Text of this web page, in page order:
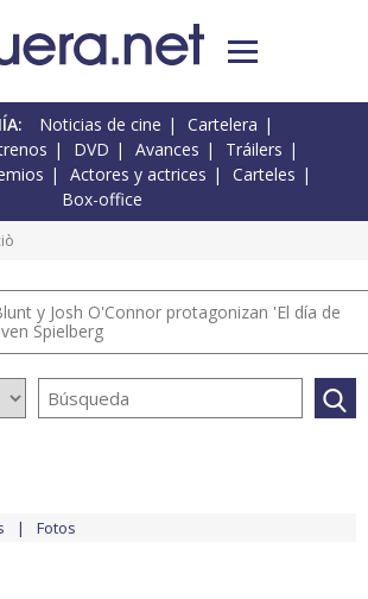
Noticias de cine
Cartelera
DVD Avances
Tráilers
Actores y actrices
Carteles
Box-office
y Josh O'Connor protagonizan 'El día de
Spielberg
Fotos